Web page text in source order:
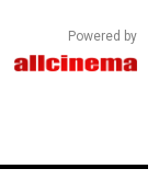
Powered by